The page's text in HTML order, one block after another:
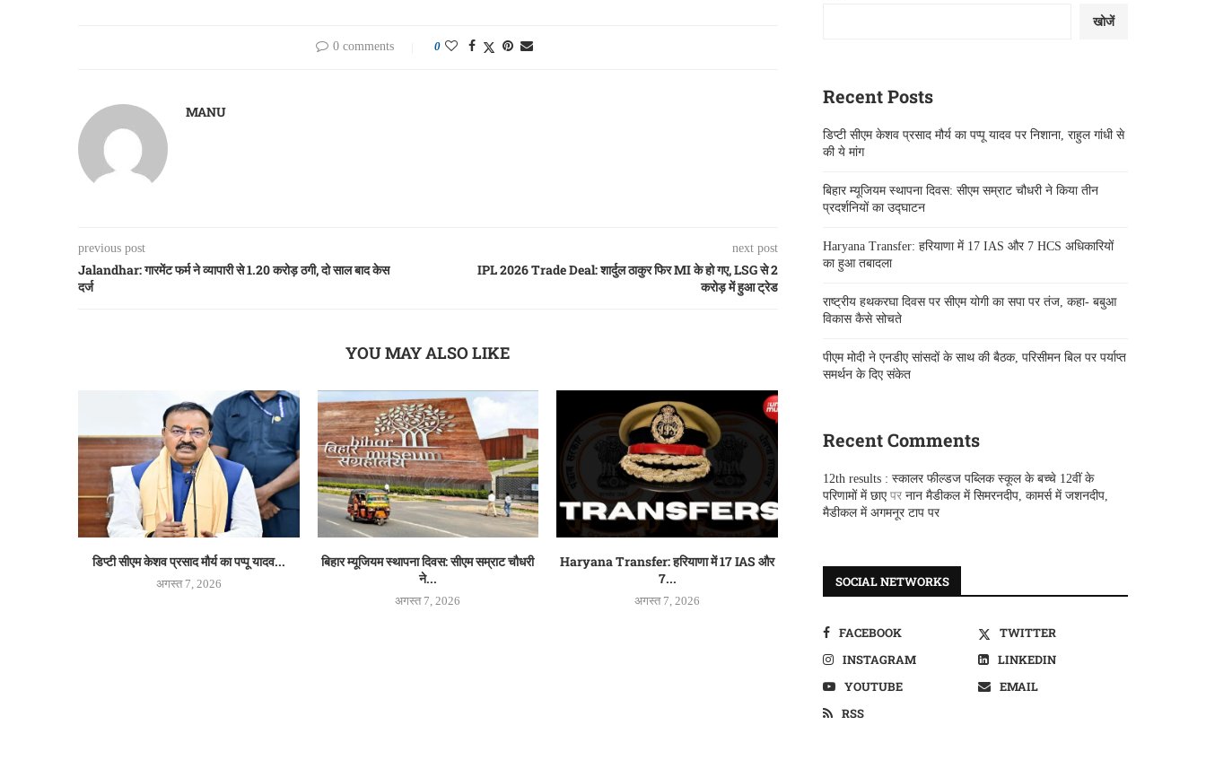
0 comments 0
MANU
previous post
Jalandhar: गारमेंट फर्म ने व्यापारी से 1.20 करोड़ ठगी, दो साल बाद केस
दर्ज
next post
IPL 2026 Trade Deal: शार्दुल ठाकुर फिर MI के हो गए, LSG से 2
करोड़ में हुआ ट्रेड
YOU MAY ALSO LIKE
डिप्टी सीएम केशव प्रसाद मौर्य का पप्पू यादव...
अगस्त 7, 2026
बिहार म्यूजियम स्थापना दिवस: सीएम सम्राट चौधरी
ने...
अगस्त 7, 2026
Haryana Transfer: हरियाणा में 17 IAS और
7...
अगस्त 7, 2026
खोजें
Recent Posts
डिप्टी सीएम केशव प्रसाद मौर्य का पप्पू यादव पर निशाना, राहुल गांधी से
की ये मांग
बिहार म्यूजियम स्थापना दिवस: सीएम सम्राट चौधरी ने किया तीन
प्रदर्शनियों का उद्घाटन
Haryana Transfer: हरियाणा में 17 IAS और 7 HCS अधिकारियों
का हुआ तबादला
राष्ट्रीय हथकरघा दिवस पर सीएम योगी का सपा पर तंज, कहा- बबुआ
विकास कैसे सोचते
पीएम मोदी ने एनडीए सांसदों के साथ की बैठक, परिसीमन बिल पर पर्याप्त
समर्थन के दिए संकेत
Recent Comments
12th results : स्कालर फील्डज पब्लिक स्कूल के बच्चे 12वीं के
परिणामों में छाएपर नान मैडीकल में सिमरनदीप, कामर्स में जशनदीप,
मैडीकल में अगमनूर टाप पर
SOCIAL NETWORKS
FACEBOOK
TWITTER
INSTAGRAM
LINKEDIN
YOUTUBE
EMAIL
RSS